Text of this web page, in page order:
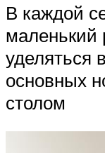
В каждой
маленький
уделяться
основных
столом